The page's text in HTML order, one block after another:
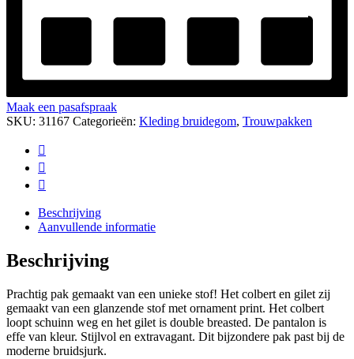
Maak een pasafspraak
SKU: 31167 Categorieën: Kleding bruidegom, Trouwpakken
Beschrijving
Aanvullende informatie
Beschrijving
Prachtig pak gemaakt van een unieke stof! Het colbert en gilet zij
gemaakt van een glanzende stof met ornament print. Het colbert
loopt schuinn weg en het gilet is double breasted. De pantalon is
effe van kleur. Stijlvol en extravagant. Dit bijzondere pak past bij de
moderne bruidsjurk.